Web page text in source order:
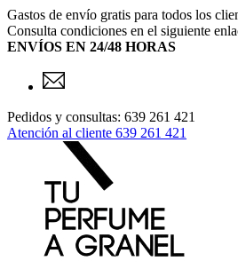
Gastos de envío gratis para todos los
Consulta condiciones en el siguiente
ENVÍOS EN 24/48 HORAS
Pedidos y consultas: 639 261 421
Atención al cliente 639 261 421